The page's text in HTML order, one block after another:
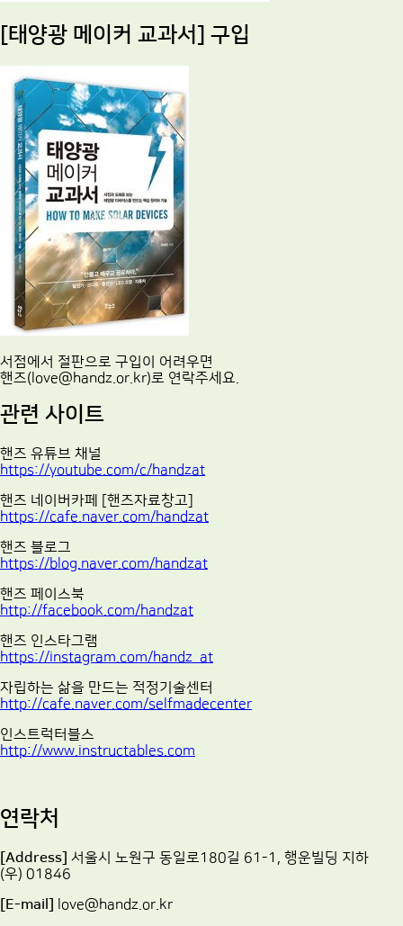
[태양광 메이커 교과서] 구입
서점에서 절판으로 구입이 어려우면
핸즈(love@handz.or.kr)로 연락주세요.
관련 사이트
핸즈 유튜브 채널
https://youtube.com/c/handzat
핸즈 네이버카페 [핸즈자료창고]
https://cafe.naver.com/handzat
핸즈 블로그
https://blog.naver.com/handzat
핸즈 페이스북
http://facebook.com/handzat
핸즈 인스타그램
https://instagram.com/handz_at
자립하는 삶을 만드는 적정기술센터
http://cafe.naver.com/selfmadecenter
인스트럭터블스
http://www.instructables.com
연락처
[Address] 서울시 노원구 동일로180길 61-1, 행운빌딩 지하
(우) 01846
[E-mail] love@handz.or.kr